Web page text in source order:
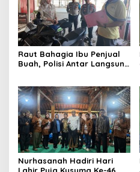
Raut Bahagia Ibu Penjual
Buah, Polisi Antar Langsung
Nurhasanah Hadiri Hari